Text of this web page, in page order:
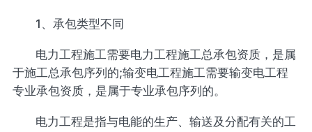
1、承包类型不同
电力工程施工需要电力工程施工总承包资质，是属
于施工总承包序列的;输变电工程施工需要输变电工程
专业承包资质，是属于专业承包序列的。
电力工程是指与电能的生产、输送及分配有关的工